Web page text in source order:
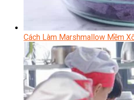
Cách Làm Marshmallow Mềm